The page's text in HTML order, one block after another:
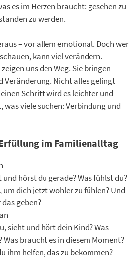
es im Herzen braucht: gesehen zu
zu werden.
– vor allem emotional. Doch wer
kann viel verändern.
uns den Weg. Sie bringen
Veränderung. Nicht alles gelingt
Schritt wird es leichter und
viele suchen: Verbindung und
im Familienalltag
und hörst du gerade? Was fühlst du?
um dich jetzt wohler zu fühlen? Und
geben?
sieht und hört dein Kind? Was
Was braucht es in diesem Moment?
ihm helfen, das zu bekommen?